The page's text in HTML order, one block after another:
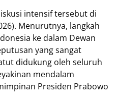
intensif tersebut di
Menurutnya, langkah
ke dalam Dewan
yang sangat
didukung oleh seluruh
mendalam
Presiden Prabowo